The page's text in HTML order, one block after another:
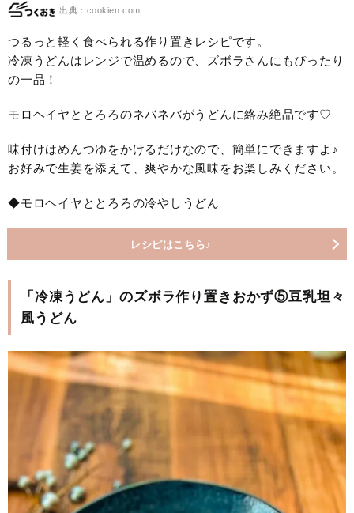
出典：cookien.com
つるっと軽く食べられる作り置きレシピです。
冷凍うどんはレンジで温めるので、ズボラさんにもぴったり
の一品！
モロヘイヤととろろのネバネバがうどんに絡み絶品です♡
味付けはめんつゆをかけるだけなので、簡単にできますよ♪
お好みで生姜を添えて、爽やかな風味をお楽しみください。
◆モロヘイヤととろろの冷やしうどん
レシピはこちら♪
「冷凍うどん」のズボラ作り置きおかず⑤豆乳坦々
風うどん